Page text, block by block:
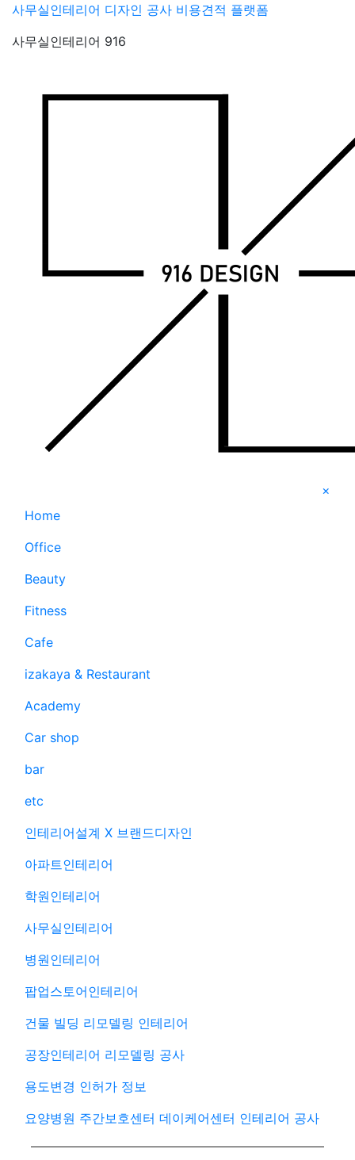
Skip
content
사무실인테리어 디자인 공사 비용견적 플랫폼
사무실인테리어 916
×
Home
Office
Beauty
Fitness
Cafe
izakaya & Restaurant
Academy
Car shop
bar
etc
인테리어설계 X 브랜드디자인
아파트인테리어
학원인테리어
사무실인테리어
병원인테리어
팝업스토어인테리어
건물 빌딩 리모델링 인테리어
공장인테리어 리모델링 공사
용도변경 인허가 정보
요양병원 주간보호센터 데이케어센터 인테리어 공사